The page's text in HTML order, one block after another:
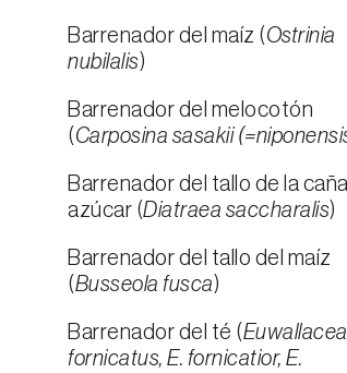
Barrenador del maíz (Ostrinia
nubilalis)
Barrenador del melocotón
(Carposina sasakii
Barrenador del tallo de la
azúcar (Diatraea saccharalis)
Barrenador del tallo del maíz
(Busseola fusca)
Barrenador del té (Euwallacea
fornicatus, E. fornicatior, E.